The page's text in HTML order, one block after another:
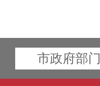
市政府部门